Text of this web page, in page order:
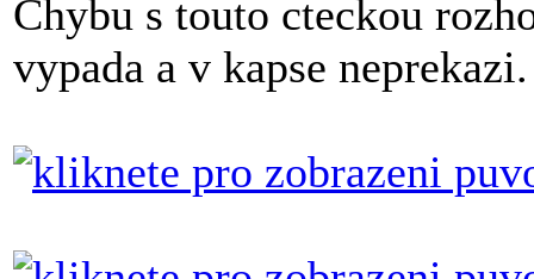
Chybu s touto cteckou
vypada a v kapse neprekazi.